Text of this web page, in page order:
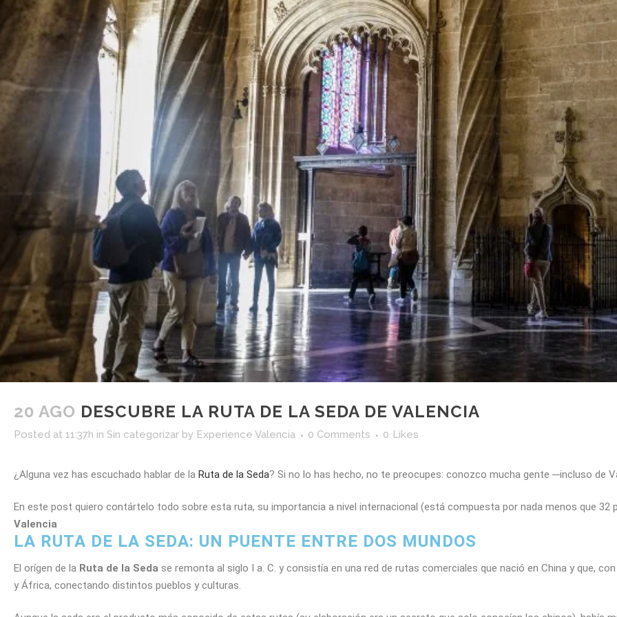
20 AGO DESCUBRE LA RUTA DE LA SEDA DE VALENCIA
Posted at 11:37h in Sin categorizar by Experience Valencia 0 Comments 0 Likes
¿Alguna vez has escuchado hablar de la Ruta de la Seda? Si no lo has hecho, no te preocupes: conozco mucha gente ─incluso de
En este post quiero contártelo todo sobre esta ruta, su importancia a nivel internacional (está compuesta por nada menos que 32
Valencia
LA RUTA DE LA SEDA: UN PUENTE ENTRE DOS MUNDOS
El orígen de la Ruta de la Seda se remonta al siglo I a. C. y consistía en una red de rutas comerciales que nació en China y que,
y África, conectando distintos pueblos y culturas.